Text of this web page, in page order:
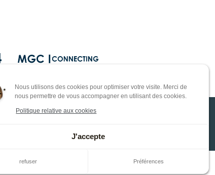
Nous utilisons des cookies pour optimiser votre visite. Merci de
nous permettre de vous accompagner en utilisant des cookies.
Politique relative aux cookies
J'accepte
refuser Préférences